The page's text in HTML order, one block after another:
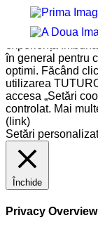
Please type the
Pe site-ul nostru
experiență
în general pentru
optimi. Făcând
utilizarea
accesa „Setări
controlat. Mai
(link)
Setări
Închide
Privacy Overview